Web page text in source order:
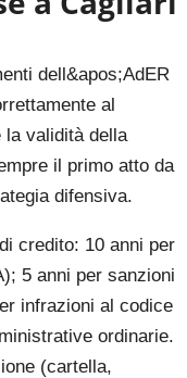
dell&apos;AdER
al
la validità della
il primo atto da
difensiva.
credito: 10 anni per
5 anni per sanzioni
infrazioni al codice
ordinarie.
(cartella,